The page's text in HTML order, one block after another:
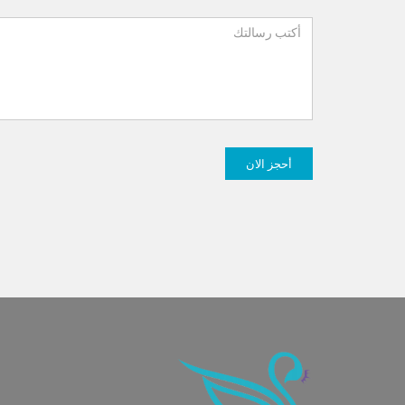
أحجز الان